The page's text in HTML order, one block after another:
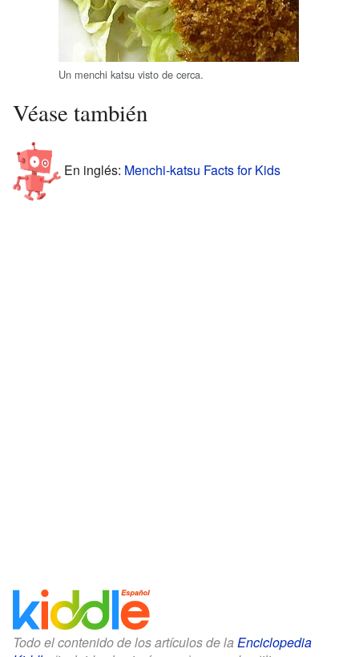
Un menchi katsu visto de cerca.
Véase también
En inglés: Menchi-katsu Facts for Kids
Todo el contenido de los artículos de la Enciclopedia